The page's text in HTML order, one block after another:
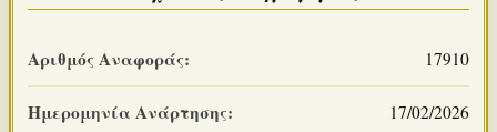
Αριθμός Αναφοράς: 17910
Ημερομηνία Ανάρτησης: 17/02/2026